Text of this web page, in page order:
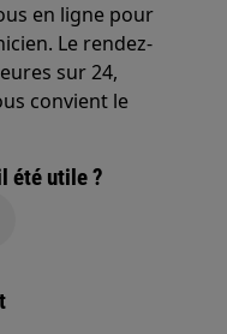
en ligne pour
Le rendez-
sur 24,
convient le
été utile ?